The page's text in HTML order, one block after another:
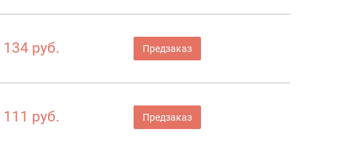
134 руб. Предзаказ
111 руб. Предзаказ